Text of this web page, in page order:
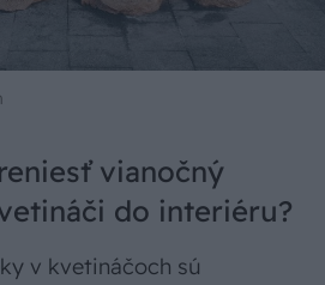
vianočný
do interiéru?
v kvetináčoch sú